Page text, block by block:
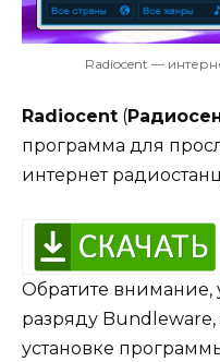
Radiocent —
Radiocent (
программа для
интернет
Обратите внимание,
разряду Bundleware,
установке